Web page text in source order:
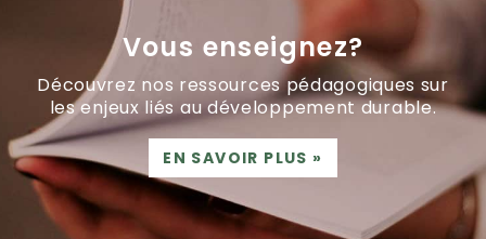
Vous enseignez?
Découvrez nos ressources pédagogiques sur
les enjeux liés au développement durable.
EN SAVOIR PLUS »